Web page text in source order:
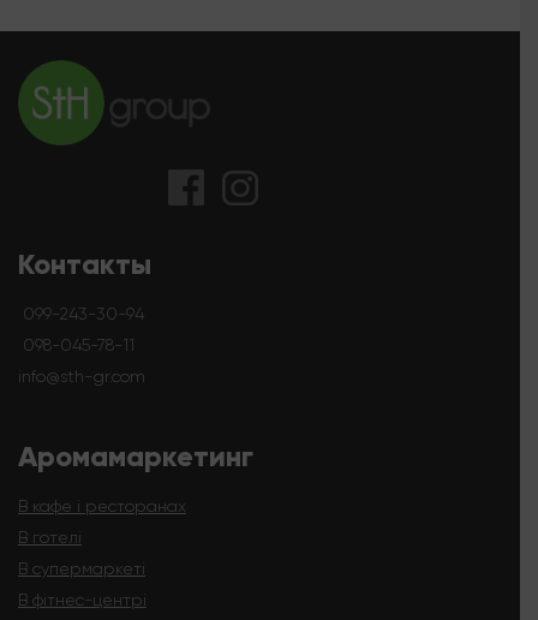
Контакты
099-243-30-94
098-045-78-11
info@sth-gr.com
Аромамаркетинг
В кафе і ресторанах
В готелі
В супермаркеті
В фітнес-центрі